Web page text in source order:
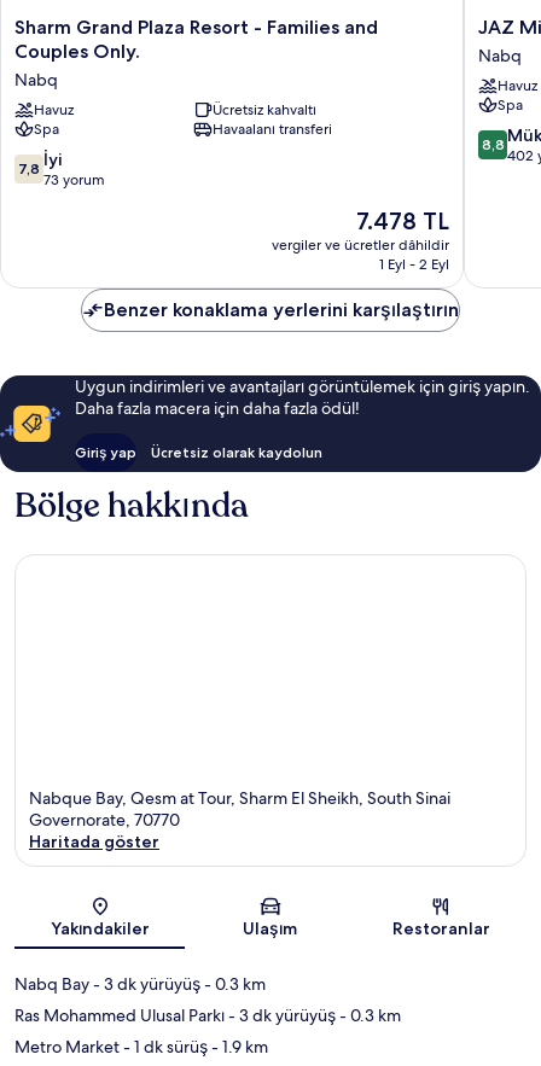
Sharm
Grand
Resort
-
Families
and
Couples
Sharm Grand Plaza Resort - Families and
Couples Only.
Nabq
Havuz
Ücretsiz kahvaltı
Spa
Havaalanı transferi
10
üzerinden
7,8 İyi
73 yorum
Güncel
fiyat:
7.478 TL
7.478 TL
vergiler ve ücretler dâhildir
1 Eyl - 2 Eyl
JAZ
Mirabel
Resort
–
All
Inclusive
Nabq
JAZ
Nabq
Havuz
Spa
10
8,8
402
Benzer konaklama yerlerini karşılaştırın
Uygun indirimleri ve avantajları görüntülemek için giriş yapın.
Daha fazla macera için daha fazla ödül!
Giriş yap Ücretsiz olarak kaydolun
Bölge hakkında
Nabque Bay, Qesm at Tour, Sharm El Sheikh, South Sinai
Governorate, 70770
Haritada göster
Yakındakiler Ulaşım Restoranlar
Nabq Bay- 3 dk yürüyüş- 0.3 km
Ras Mohammed Ulusal Parkı- 3 dk yürüyüş- 0.3 km
Metro Market- 1 dk sürüş- 1.9 km